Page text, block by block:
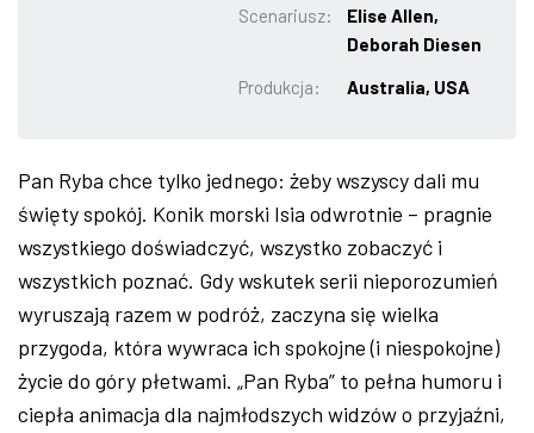
Scenariusz:
Elise Allen,
Deborah Diesen
Produkcja:
Australia, USA
Pan Ryba chce tylko jednego: żeby wszyscy dali mu
święty spokój. Konik morski Isia odwrotnie – pragnie
wszystkiego doświadczyć, wszystko zobaczyć i
wszystkich poznać. Gdy wskutek serii nieporozumień
wyruszają razem w podróż, zaczyna się wielka
przygoda, która wywraca ich spokojne (i niespokojne)
życie do góry płetwami. „Pan Ryba” to pełna humoru i
ciepła animacja dla najmłodszych widzów o przyjaźni,